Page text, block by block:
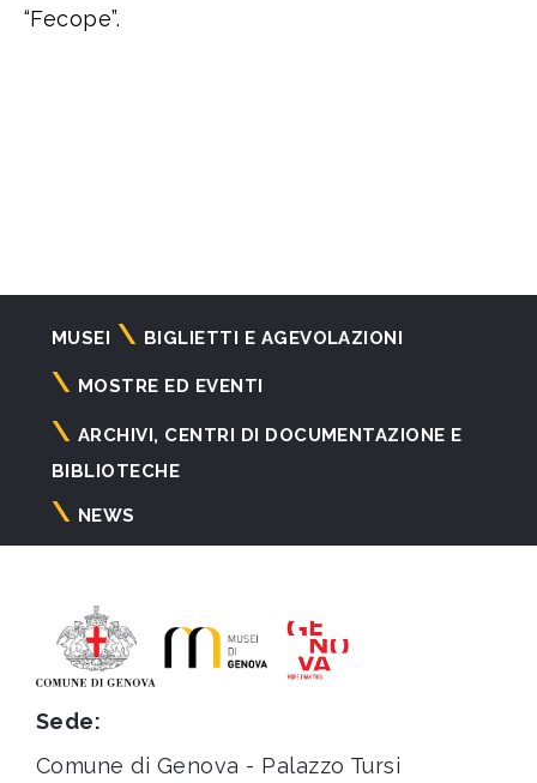
“Fecope”.
Navigazione
principale
MUSEI BIGLIETTI E AGEVOLAZIONI
MOSTRE ED EVENTI
ARCHIVI, CENTRI DI DOCUMENTAZIONE E
BIBLIOTECHE
NEWS
Sede:
Comune di Genova - Palazzo Tursi